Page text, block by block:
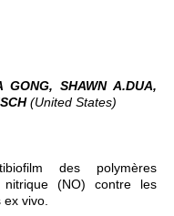
GONG, SHAWN A.DUA,
(United States)
des polymères
nitrique (NO) contre les
vivo.